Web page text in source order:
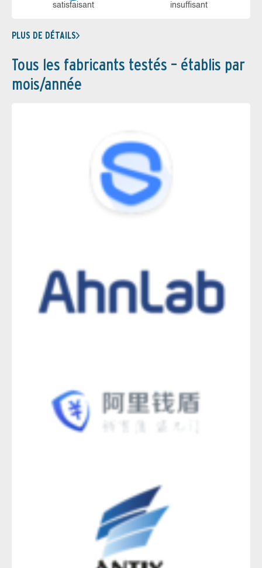
sa­tis­fai­sant in­suf­fi­sant
PLUS DE DÉTAILS
Tous les fabricants testés – établis par
mois/année